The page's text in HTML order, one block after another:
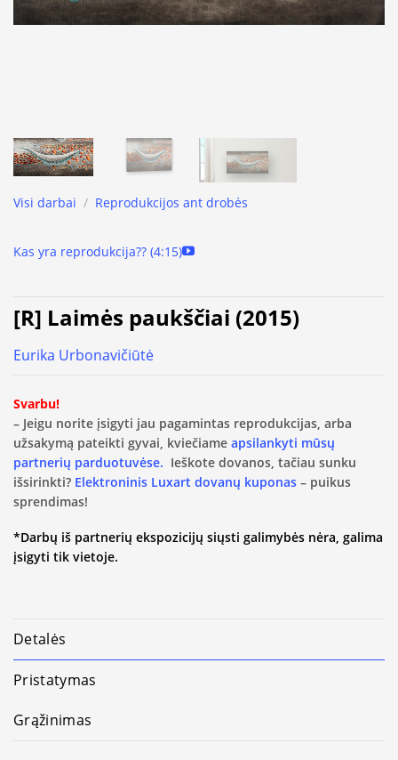
Visi darbai / Reprodukcijos ant drobės
Kas yra reprodukcija?? (4:15)
[R] Laimės paukščiai (2015)
Eurika Urbonavičiūtė
Svarbu!
– Jeigu norite įsigyti jau pagamintas reprodukcijas, arba
užsakymą pateikti gyvai, kviečiame apsilankyti mūsų
partnerių parduotuvėse. Ieškote dovanos, tačiau sunku
išsirinkti? Elektroninis Luxart dovanų kuponas – puikus
sprendimas!
*Darbų iš partnerių ekspozicijų siųsti galimybės nėra, galima
įsigyti tik vietoje.
Detalės
Pristatymas
Grąžinimas